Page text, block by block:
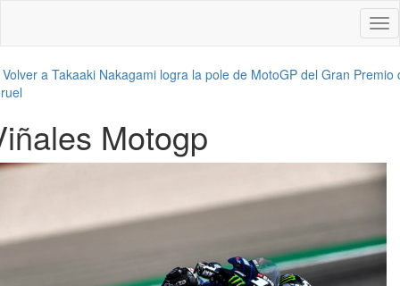
Volver a Takaaki Nakagami logra la pole de MotoGP del Gran Premio
Motogp